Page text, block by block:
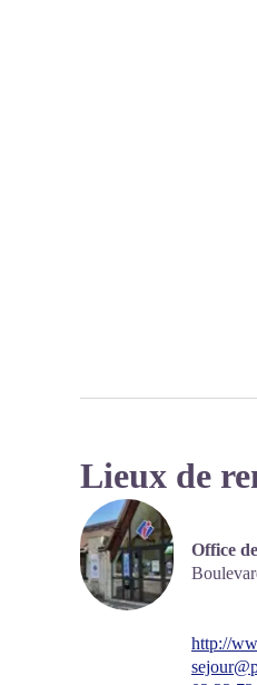
Lieux de
Office
http://